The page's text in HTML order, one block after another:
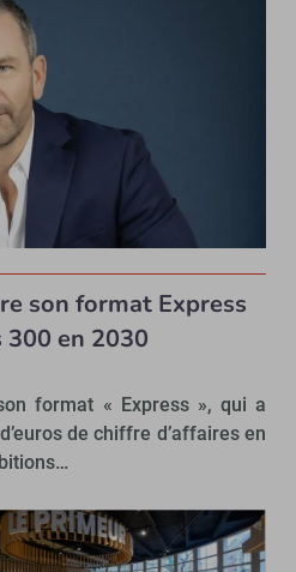
son format Express
300 en 2030
format « Express », qui a
de chiffre d’affaires en